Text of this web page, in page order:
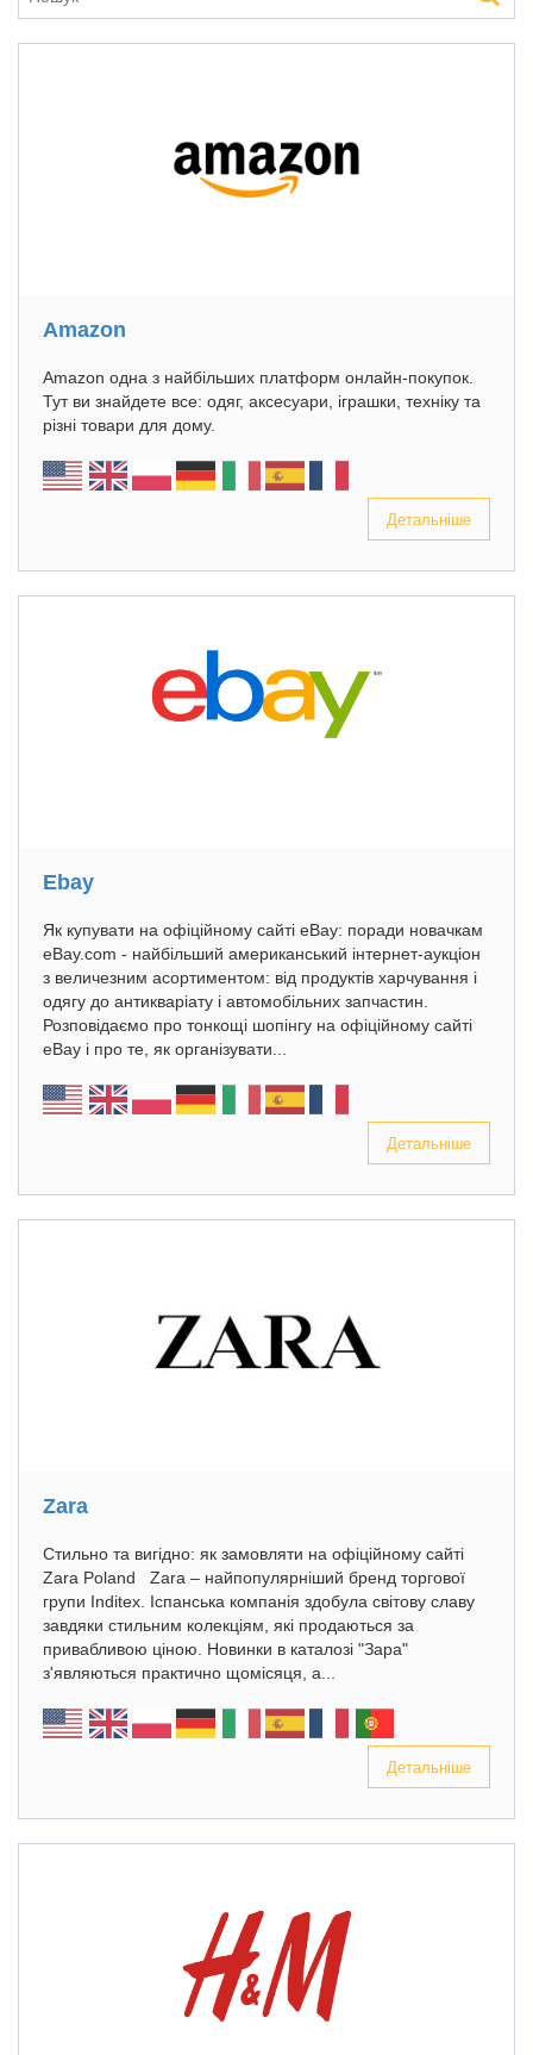
Amazon
Amazon одна з найбільших платформ онлайн-покупок.
Тут ви знайдете все: одяг, аксесуари, іграшки, техніку та
різні товари для дому.
Детальніше
Ebay
Як купувати на офіційному сайті eBay: поради новачкам
eBay.com - найбільший американський інтернет-аукціон
з величезним асортиментом: від продуктів харчування і
одягу до антикваріату і автомобільних запчастин.
Розповідаємо про тонкощі шопінгу на офіційному сайті
eBay і про те, як організувати...
Детальніше
Zara
Стильно та вигідно: як замовляти на офіційному сайті
Zara Poland Zara – найпопулярніший бренд торгової
групи Inditex. Іспанська компанія здобула світову славу
завдяки стильним колекціям, які продаються за
привабливою ціною. Новинки в каталозі "Зара"
з'являються практично щомісяця, а...
Детальніше